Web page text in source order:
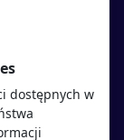
dostępnych w